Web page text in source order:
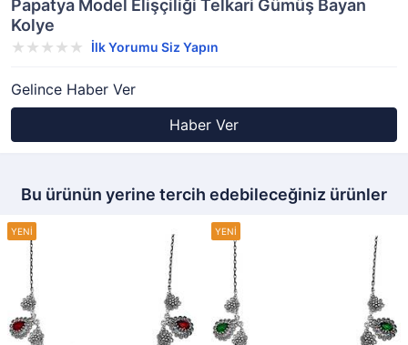
Papatya Model Elişçiliği Telkari Gümüş Bayan
Kolye
İlk Yorumu Siz Yapın
Gelince Haber Ver
Haber Ver
Bu ürünün yerine tercih edebileceğiniz ürünler